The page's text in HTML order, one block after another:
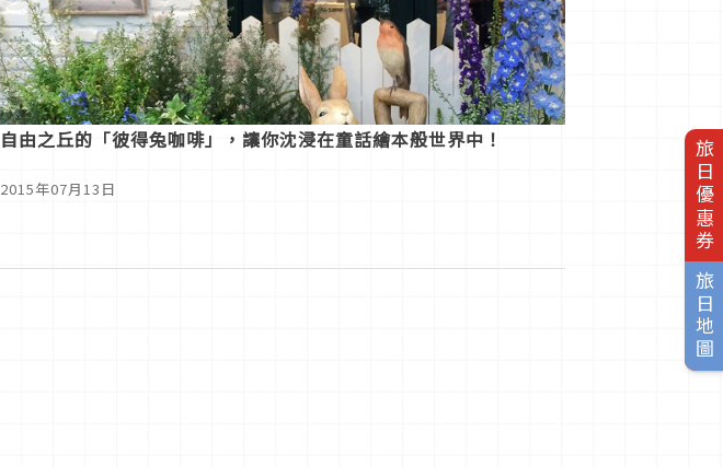
旅日優惠券
旅日地圖
自由之丘的「彼得兔咖啡」，讓你沈浸在童話繪本般世界中！
2015年07月13日